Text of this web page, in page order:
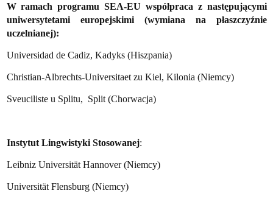
W ramach programu SEA-EU współpraca z następującymi
uniwersytetami europejskimi (wymiana na płaszczyźnie
uczelnianej):
Universidad de Cadiz, Kadyks (Hiszpania)
Christian-Albrechts-Universitaet zu Kiel, Kilonia (Niemcy)
Sveuciliste u Splitu, Split (Chorwacja)
Instytut Lingwistyki Stosowanej:
Leibniz Universität Hannover (Niemcy)
Universität Flensburg (Niemcy)